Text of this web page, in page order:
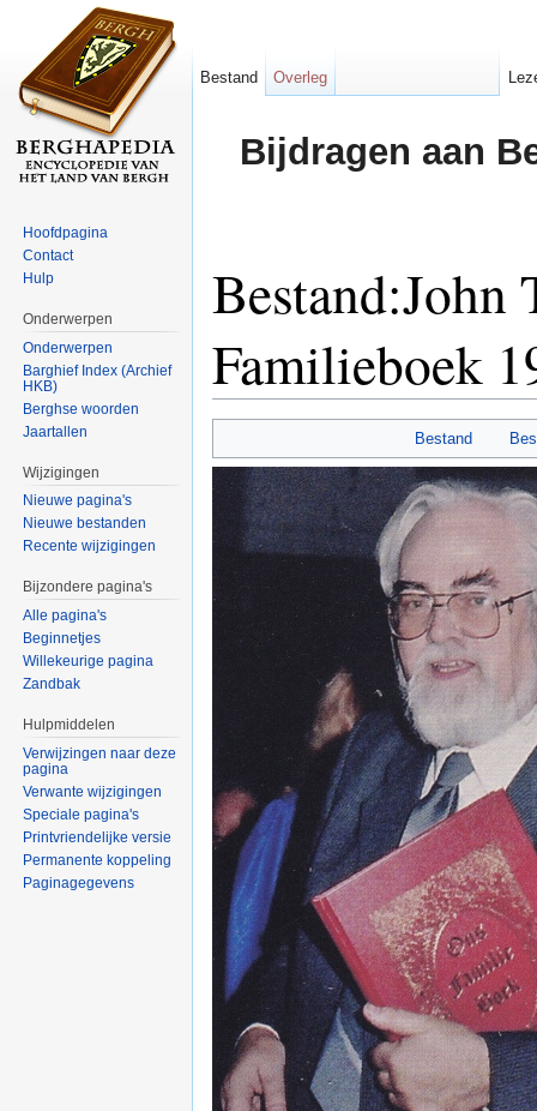
Bijdragen aan
Bestand:John
Familieboek
Bestand
Bestand Overleg
Hoofdpagina
Contact
Hulp
Onderwerpen
Onderwerpen
Barghief Index (Archief
HKB)
Berghse woorden
Jaartallen
Wijzigingen
Nieuwe pagina's
Nieuwe bestanden
Recente wijzigingen
Bijzondere pagina's
Alle pagina's
Beginnetjes
Willekeurige pagina
Zandbak
Hulpmiddelen
Verwijzingen naar deze
pagina
Verwante wijzigingen
Speciale pagina's
Printvriendelijke versie
Permanente koppeling
Paginagegevens